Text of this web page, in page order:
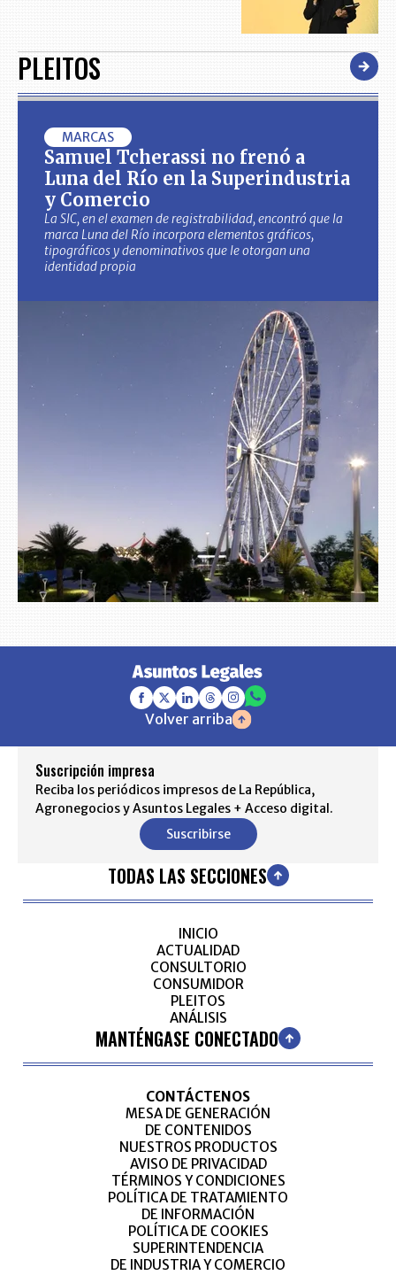
PLEITOS
MARCAS
Samuel Tcherassi no frenó a
Luna del Río en la Superindustria
y Comercio
La SIC, en el examen de registrabilidad, encontró que la
marca Luna del Río incorpora elementos gráficos,
tipográficos y denominativos que le otorgan una
identidad propia
Volver arriba
Suscripción impresa
Reciba los periódicos impresos de La República,
Agronegocios y Asuntos Legales + Acceso digital.
Suscribirse
TODAS LAS SECCIONES
INICIO
ACTUALIDAD
CONSULTORIO
CONSUMIDOR
PLEITOS
ANÁLISIS
MANTÉNGASE CONECTADO
CONTÁCTENOS
MESA DE GENERACIÓN
DE CONTENIDOS
NUESTROS PRODUCTOS
AVISO DE PRIVACIDAD
TÉRMINOS Y CONDICIONES
POLÍTICA DE TRATAMIENTO
DE INFORMACIÓN
POLÍTICA DE COOKIES
SUPERINTENDENCIA
DE INDUSTRIA Y COMERCIO